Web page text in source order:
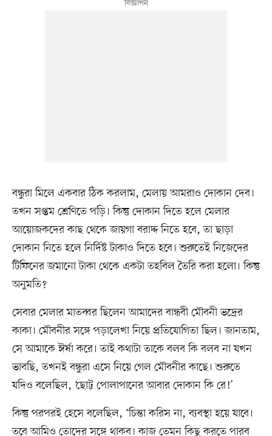
বন্ধুরা মিলে একবার ঠিক করলাম, মেলায় আমরাও দোকান দেব।
তখন সপ্তম শ্রেণিতে পড়ি। কিন্তু দোকান দিতে হলে মেলার
আয়োজকদের কাছ থেকে জায়গা বরাদ্দ নিতে হবে, তা ছাড়া
দোকান নিতে হলে নির্দিষ্ট টাকাও দিতে হবে। শুরুতেই নিজেদের
টিফিনের জমানো টাকা থেকে একটা তহবিল তৈরি করা হলো। কিন্তু
অনুমতি?
সেবার মেলার মাতব্বর ছিলেন আমাদের বান্ধবী মৌবনী ভদ্রের
কাকা। মৌবনীর সঙ্গে পড়ালেখা নিয়ে প্রতিযোগিতা ছিল। জানতাম,
সে আমাকে ঈর্ষা করে। তাই কথাটা তাকে বলব কি বলব না যখন
ভাবছি, তখনই বন্ধুরা এসে নিয়ে গেল মৌবনীর কাছে। শুরুতে
যদিও বলেছিল, ‘ছোট্ট পোলাপানের আবার দোকান কি রে!’
কিন্তু পরপরই হেসে বলেছিল, ‘চিন্তা করিস না, ব্যবস্থা হয়ে যাবে।
তবে আমিও তোদের সঙ্গে থাকব। কাজ তেমন কিছু করতে পারব